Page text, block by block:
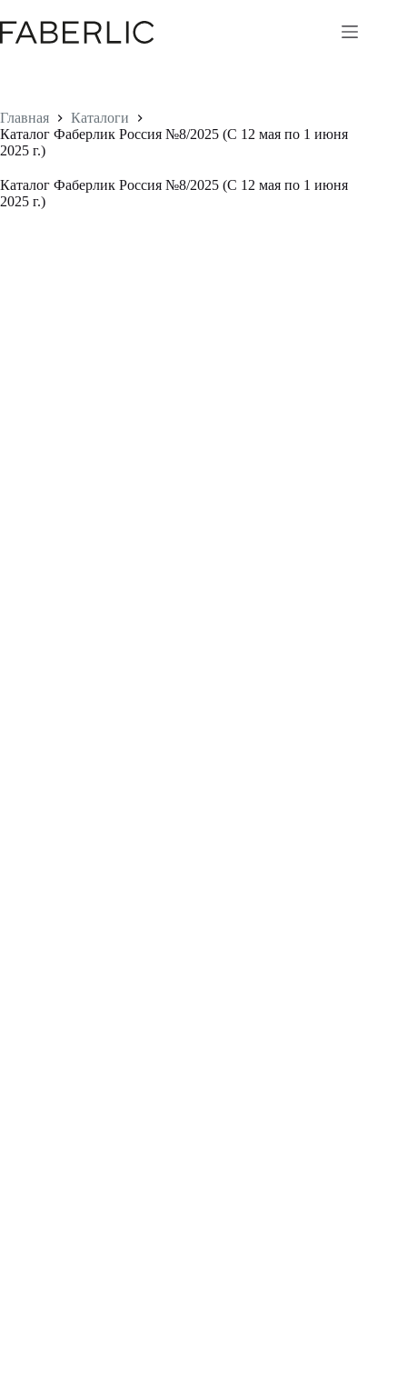
к
сути
Главная
Каталоги
Каталог Фаберлик Россия №8/2025 (С 12 мая по 1 июня
2025 г.)
Каталог Фаберлик Россия №8/2025 (С 12 мая по 1 июня
2025 г.)